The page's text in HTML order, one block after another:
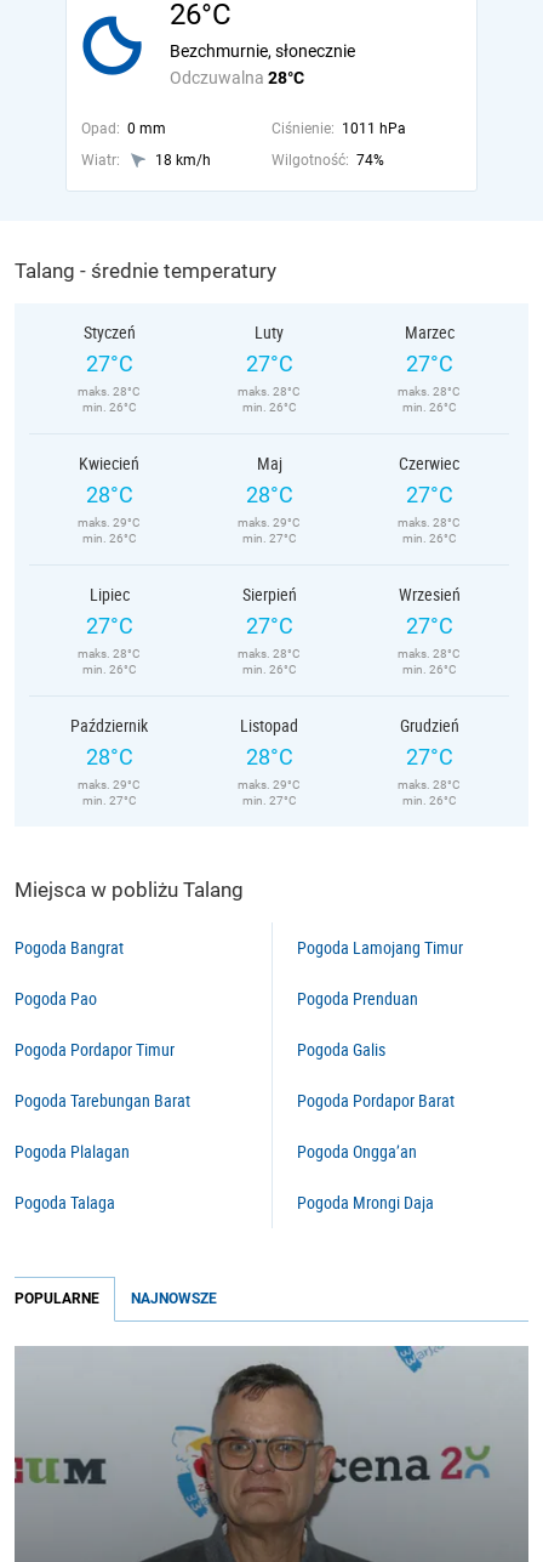
26°C
Odczuwalna 28°C
Bezchmurnie, słonecznie
Opad: 0 mm Ciśnienie: 1011 hPa
Wiatr:
18 km/h Wilgotność: 74%
Talang - średnie temperatury
Styczeń
27°C
maks. 28°C
min. 26°C
Luty
27°C
maks. 28°C
min. 26°C
Marzec
27°C
maks. 28°C
min. 26°C
Kwiecień
28°C
maks. 29°C
min. 26°C
Maj
28°C
maks. 29°C
min. 27°C
Czerwiec
27°C
maks. 28°C
min. 26°C
Lipiec
27°C
maks. 28°C
min. 26°C
Sierpień
27°C
maks. 28°C
min. 26°C
Wrzesień
27°C
maks. 28°C
min. 26°C
Październik
28°C
maks. 29°C
min. 27°C
Listopad
28°C
maks. 29°C
min. 27°C
Grudzień
27°C
maks. 28°C
min. 26°C
Miejsca w pobliżu Talang
Pogoda Bangrat
Pogoda Pao
Pogoda Pordapor Timur
Pogoda Tarebungan Barat
Pogoda Plalagan
Pogoda Talaga
Pogoda Lamojang Timur
Pogoda Prenduan
Pogoda Galis
Pogoda Pordapor Barat
Pogoda Ongga’an
Pogoda Mrongi Daja
POPULARNE NAJNOWSZE